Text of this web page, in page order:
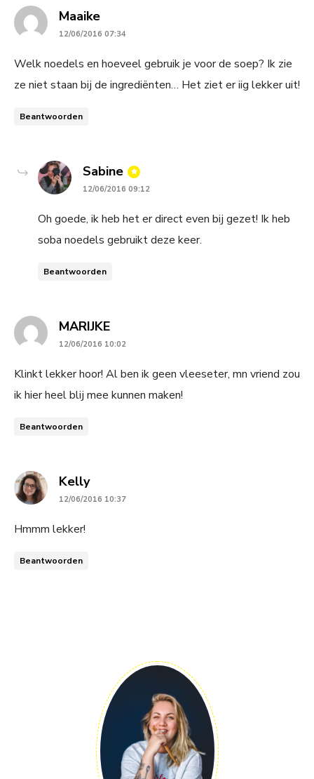
Maaikesays:
12/06/2016 07:34
Welk noedels en hoeveel gebruik je voor de soep? Ik zie
ze niet staan bij de ingrediënten… Het ziet er iig lekker uit!
Beantwoorden
Sabine says:
12/06/2016 09:12
Oh goede, ik heb het er direct even bij gezet! Ik heb
soba noedels gebruikt deze keer.
Beantwoorden
MARIJKEsays:
12/06/2016 10:02
Klinkt lekker hoor! Al ben ik geen vleeseter, mn vriend zou
ik hier heel blij mee kunnen maken!
Beantwoorden
Kellysays:
12/06/2016 10:37
Hmmm lekker!
Beantwoorden